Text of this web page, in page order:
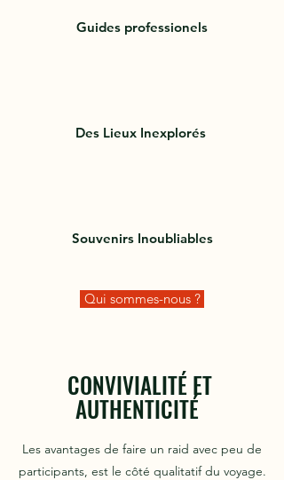
Guides professionels
Des Lieux Inexplorés
Souvenirs Inoubliables
Qui sommes-nous ?
CONVIVIALITÉ ET
AUTHENTICITÉ
Les avantages de faire un raid avec peu de
participants, est le côté qualitatif du voyage.